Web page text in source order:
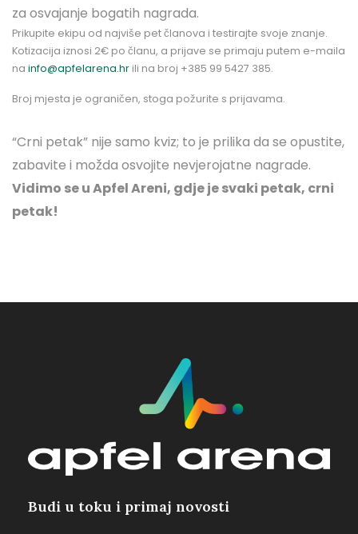
za osvajanje bogatih nagrada.
Prikupite ekipu od najviše pet članova i testirajte svoje znanje.
Kotizacija iznosi 2€ po članu, a prijave se primaju putem e-maila
na info@apfelarena.hr ili na broj +385 99 5427 385.
Broj mjesta je ograničen, stoga požurite s prijavama.
“Crni petak” nije samo kviz; to je prilika da se opustite,
zabavite i možda osvojite nevjerojatne nagrade.
Vidimo se u Apfel Areni, gdje je svaki petak, crni
petak!
Budi u toku i primaj novosti